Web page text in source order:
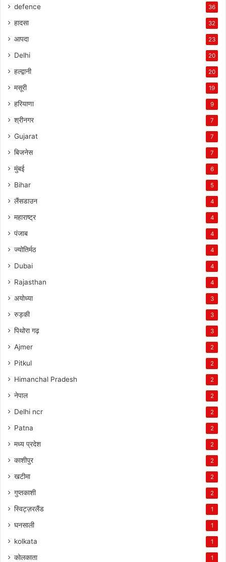
defence 36
हादसा 32
आपदा 23
Delhi 20
हल्द्वानी 20
मसूरी 19
हरियाणा 9
श्रीनगर 7
Gujarat 7
बिजनेस 7
मुंबई 6
Bihar 5
लैंसडाउन 4
महाराष्ट्र 4
पंजाब 4
ज्योतिर्मठ 4
Dubai 4
Rajasthan 4
अयोध्या 3
रुड़की 3
पिथोरा गढ़ 3
Ajmer 2
Pitkul 2
Himanchal Pradesh 2
नेपाल 2
Delhi ncr 2
Patna 2
मध्य प्रदेश 2
काशीपुर 2
खटीमा 2
गुप्तकाशी 2
स्विट्ज़रलैंड 1
घनसाली 1
kolkata 1
कोलकाता 1